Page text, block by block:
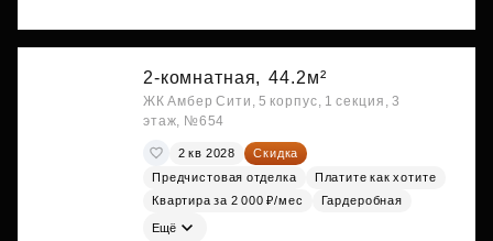
2-комнатная, 44.2м²
ЖК Амбер Сити, 5 корпус, 1 секция, 3
этаж, №654
2 кв 2028
Скидка
Предчистовая отделка
Платите как хотите
Квартира за 2 000 ₽/мес
Гардеробная
Ещё